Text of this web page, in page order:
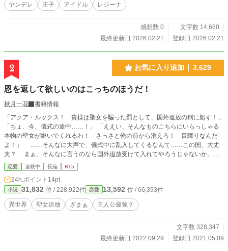
ヤンデレ
王子 アイドル レジーナ
感想数 0
文字数 14,660
最終更新日 2026.02.21
登録日 2026.02.21
2 お気に入り追加 3,629
恩を返して欲しいのはこっちのほうだ！
秋月一花
書籍情報
「アクア・ルックス！ 貴様は聖女を騙った罰として、国外追放の刑に処す！」
「ちょ、今、儀式の途中……！」 「ええい、そんなものこちらにいらっしゃる
本物の聖女が継いでくれるわ！ さっさと俺の前から消えろ！ 目障りなんだ
よ！」 ……そんなに大声で、儀式中に乱入してくるなんて……この国、大丈
夫？ まぁ、そんなに言うのなら国外追放受けて入れてやろうじゃないか。
……と思ったら。 「ああ、その前にお前が使っていた道具すべて、王家に渡し
てもらうからな！ アレだけ王家の金を使ったのだ、恩を返してもらわねば！」
「……勝手に持って来ただけじゃん……」 全く、恩を返して欲しいのはこっ
ちのほうだ！ 誰のおかげで魔物が入ってこなかったというのか……！ 大義
名分を手に入れたわたしは、意気揚々とこの国を去った。 ※カクヨム様にも投
稿しています。
恋愛 連載中 長編 R15
24h.ポイント 14pt
小説 31,832 位 / 228,922件 恋愛 13,592 位 / 66,393件
異世界 聖女追放 ざまぁ 主人公最強？
文字数 328,347
最終更新日 2022.09.29
登録日 2021.05.09